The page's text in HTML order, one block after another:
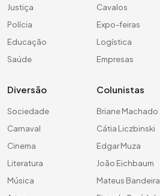
Justiça
Polícia
Educação
Saúde
Cavalos
Expo-feiras
Logística
Empresas
Diversão
Sociedade
Carnaval
Cinema
Literatura
Música
Colunistas
Briane Machado
Cátia Liczbinski
Edgar Muza
João Eichbaum
Mateus Bandeira